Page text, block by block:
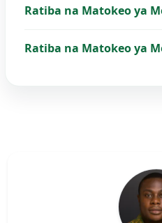
Ratiba na Matokeo ya
Ratiba na Matokeo ya